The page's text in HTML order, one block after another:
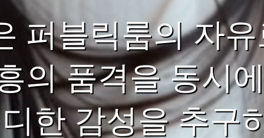
퍼블릭룸의 자
의 품격을 동시
한 감성을 추구